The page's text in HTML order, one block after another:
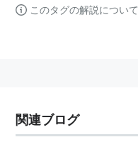
このタグの解説について
関連ブログ